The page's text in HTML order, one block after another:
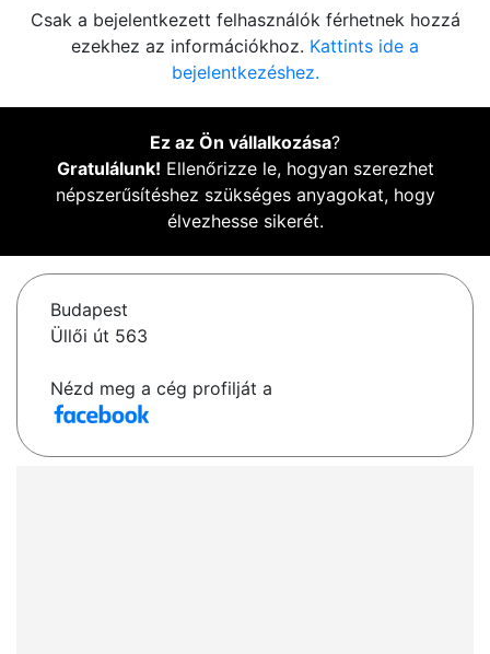
Csak a bejelentkezett felhasználók férhetnek hozzá
ezekhez az információkhoz. Kattints ide a
bejelentkezéshez.
Ez az Ön vállalkozása?
Gratulálunk! Ellenőrizze le, hogyan szerezhet
népszerűsítéshez szükséges anyagokat, hogy
élvezhesse sikerét.
Budapest
Üllői út 563
Nézd meg a cég profilját a